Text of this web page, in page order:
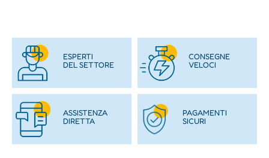
ESPERTI
DEL SETTORE
CONSEGNE
VELOCI
ASSISTENZA
DIRETTA
PAGAMENTI
SICURI